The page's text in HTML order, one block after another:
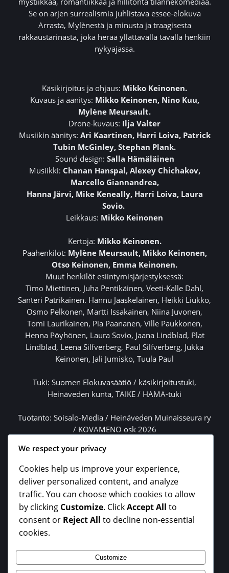
Se on arjen surrealismia juhlistava essee-elokuva
Arrasta, Mylènestä ja minusta ja traagisesta
rakkaustarinasta, joka herää yllättävällä tavalla henkiin
nykyajassa.
Käsikirjoitus ja ohjaus: Mikko Keinonen.
Kuvaus ja äänitys: Mikko Keinonen, Nino Kuu,
Mylène Meursault.
Drone-kuvaus: Ilja Valter
Musiikin äänitys: Ari Kaartinen, Harri Loiva, Patrick
Tubin McGinley, Stephan Plank.
Sound design: Salla Hämäläinen
Musiikki: Chanan Hanspal, Alexey Chichakov,
Marcello Giannandrea,
Hanna Järvi, Mike Keneally, Harri Loiva, Laura
Sovio.
Leikkaus: Mikko Keinonen
Kertoja: Mikko Keinonen.
Päähenkilöt: Mylène Meursault, Mikko Keinonen,
Otso Keinonen, Emma Keinonen.
Muut henkilöt esiintymisjärjestyksessä:
Timo Miettinen, Juha Pentikäinen, Veeti-Kalle Dahl,
Santeri Patrikainen. Hannu Jääskeläinen, Heikki Liukko,
Osmo Pelkonen, Martti Issakainen, Niina Juvonen,
Tomi Laurikainen, Pia Paananen, Ville Paukkonen,
Henna Pöyhönen, Laura Sovio, Jaana Lindblad, Plat
Lindblad, Leena Silfverberg, Paul Silfverberg, Jukka
Keinonen, Jali Jumisko, Tuula Paul
Tuki: Suomen Elokuvasäätiö / käsikirjoitustuki,
Heinäveden kunta, TAIKE / HAMA-tuki
Tuotanto: Soisalo-Media / Heinäveden Muinaisseura ry
/ KOVAMENO osk 2026
We respect your privacy
Cookies help us improve your experience,
deliver personalized content, and analyze
traffic. You can choose which cookies to allow
by clicking Customize. ClickAccept All to
consent or Reject All to decline non-essential
cookies.
Customize